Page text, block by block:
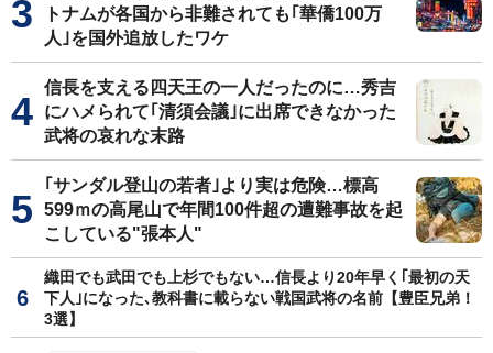
トナムが各国から非難されても｢華僑100万
人｣を国外追放したワケ
信長を支える四天王の一人だったのに…秀吉
にハメられて｢清須会議｣に出席できなかった
武将の哀れな末路
｢サンダル登山の若者｣より実は危険…標高
599ｍの高尾山で年間100件超の遭難事故を起
こしている"張本人"
織田でも武田でも上杉でもない…信長より20年早く｢最初の天
下人｣になった､教科書に載らない戦国武将の名前【豊臣兄弟！
3選】